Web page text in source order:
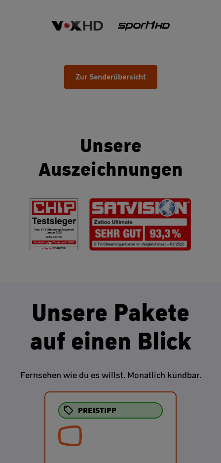
Zur Senderübersicht
Unsere
Auszeichnungen
Unsere Pakete
auf einen Blick
Fernsehen wie du es willst. Monatlich kündbar.
PREISTIPP